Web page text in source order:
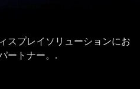
スプレイソリューションにお
ートナー。.